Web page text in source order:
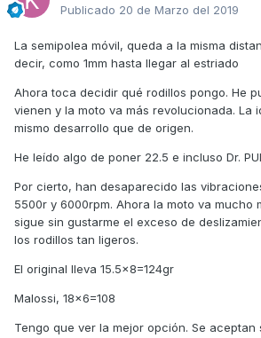
Publicado 20 de Marzo del 2019
La semipolea móvil, queda a la misma
decir, como 1mm hasta llegar al estriado
Ahora toca decidir qué rodillos pongo. He
vienen y la moto va más revolucionada. La
mismo desarrollo que de origen.
He leído algo de poner 22.5 e incluso Dr.
Por cierto, han desaparecido las
5500r y 6000rpm. Ahora la moto va mucho
sigue sin gustarme el exceso de
los rodillos tan ligeros.
El original lleva 15.5x8=124gr
Malossi, 18x6=108
Tengo que ver la mejor opción. Se aceptan